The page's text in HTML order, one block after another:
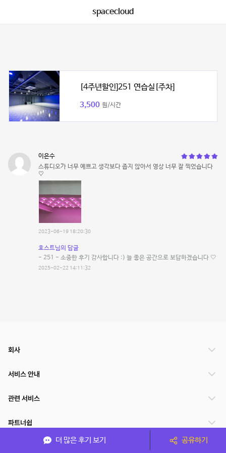
spacecloud
[4주년할인]251 연습실[주차]
3,500 원/시간
이은수
스튜디오가 너무 예쁘고 생각보다 좁지 않아서 영상 너무 잘 찍었습니다
♡
2023-06-19 18:20:30
호스트님의 답글
- 251 - 소중한 후기 감사합니다 :) 늘 좋은 공간으로 보답하겠습니다 🤍
2025-02-22 14:11:32
더 많은 후기 보기 공유하기
회사
서비스 안내
관련 서비스
파트너쉽
서비스 제공 국가